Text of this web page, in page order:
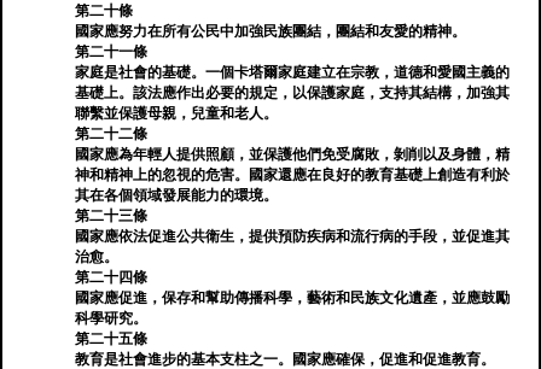
第二十條
國家應努力在所有公民中加強民族團結，團結和友愛的精神。
第二十一條
家庭是社會的基礎。一個卡塔爾家庭建立在宗教，道德和愛國主義的
基礎上。該法應作出必要的規定，以保護家庭，支持其結構，加強其
聯繫並保護母親，兒童和老人。
第二十二條
國家應為年輕人提供照顧，並保護他們免受腐敗，剝削以及身體，精
神和精神上的忽視的危害。國家還應在良好的教育基礎上創造有利於
其在各個領域發展能力的環境。
第二十三條
國家應依法促進公共衛生，提供預防疾病和流行病的手段，並促進其
治愈。
第二十四條
國家應促進，保存和幫助傳播科學，藝術和民族文化遺產，並應鼓勵
科學研究。
第二十五條
教育是社會進步的基本支柱之一。國家應確保，促進和促進教育。